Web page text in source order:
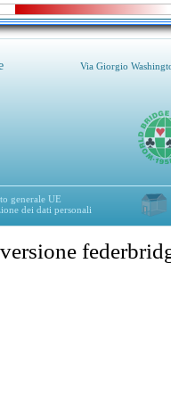
Via Giorgio
generale UE
dei dati personali
versione